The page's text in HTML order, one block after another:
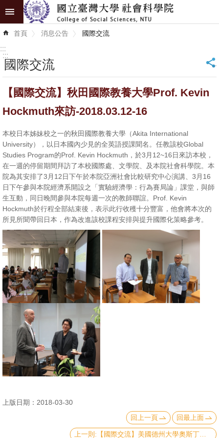
跳到主要內容區塊
進
階
識
學
學
術
單
位
研
究
息
公
告
國
教
深
辦
首頁 消息公告 國際交流
:::
:::
國際交流 _
【國際交流】秋田國際教養大學Prof. Kevin
Hockmuth來訪-2018.03.12-16
本校日本姊妹校之一的秋田國際教養大學（Akita International
University），以日本國內少見的全英語授課聞名。任教該校Global
Studies Program的Prof. Kevin Hockmuth，於3月12~16日來訪本校，
在一週的停留期間拜訪了本校國際處、文學院、及本院社會科學院。本
院為其安排了3月12日下午於本院亞洲社會比較研究中心演講、3月16
日下午參與本院經濟系開設之「實驗經濟學：行為賽局論」課堂，與師
生互動，同日晚間參與本院每週一次的教師聯誼。Prof. Kevin
Hockmuth於行程全部結束後，表示此行收穫十分豐富，他會將本次的
所見所聞帶回日本，作為改進該校課程安排與提升國際化策略參考。
上版日期：2018-03-30
回上一頁
回最上面